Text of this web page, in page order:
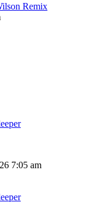
Remix
7:05 am